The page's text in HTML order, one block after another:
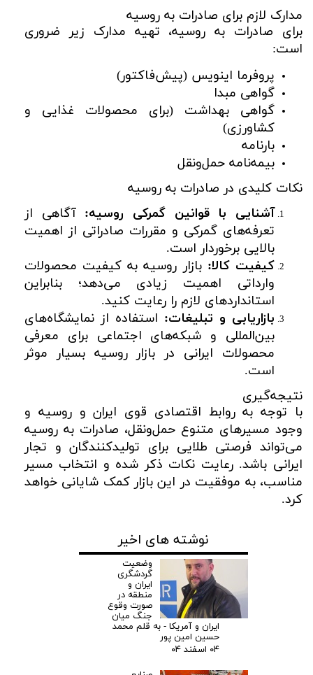
مدارک لازم برای صادرات به روسیه
برای صادرات به روسیه، تهیه مدارک زیر ضروری
است:
پروفرما اینویس (پیش‌فاکتور)
گواهی مبدا
گواهی بهداشت (برای محصولات غذایی و
کشاورزی)
بارنامه
بیمه‌نامه حمل‌ونقل
نکات کلیدی در صادرات به روسیه
آشنایی با قوانین گمرکی روسیه: آگاهی از
تعرفه‌های گمرکی و مقررات صادراتی از اهمیت
بالایی برخوردار است.
کیفیت کالا: بازار روسیه به کیفیت محصولات
وارداتی اهمیت زیادی می‌دهد؛ بنابراین
استانداردهای لازم را رعایت کنید.
بازاریابی و تبلیغات: استفاده از نمایشگاه‌های
بین‌المللی و شبکه‌های اجتماعی برای معرفی
محصولات ایرانی در بازار روسیه بسیار موثر
است.
نتیجه‌گیری
با توجه به روابط اقتصادی قوی ایران و روسیه و
وجود مسیرهای متنوع حمل‌ونقل، صادرات به روسیه
می‌تواند فرصتی طلایی برای تولیدکنندگان و تجار
ایرانی باشد. رعایت نکات ذکر شده و انتخاب مسیر
مناسب، به موفقیت در این بازار کمک شایانی خواهد
کرد.
نوشته های اخیر
وضعیت
گردشگری
ایران و
منطقه در
صورت وقوع
جنگ میان
ایران و آمریکا - به قلم محمد
حسین امین پور
۰۴ اسفند ۰۴